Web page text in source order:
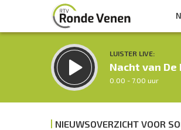
LUISTER LIVE:
Nacht van De
0.00 - 7.00 uur
NIEUWSOVERZICHT VOOR